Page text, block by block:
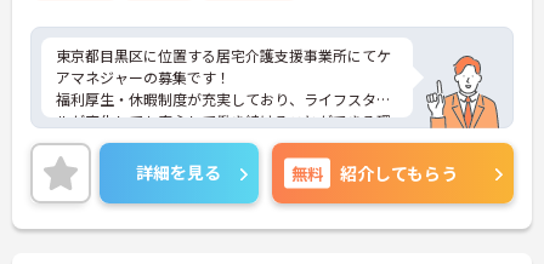
東京都目黒区に位置する居宅介護支援事業所にてケ
アマネジャーの募集です！
福利厚生・休暇制度が充実しており、ライフスタイ
ルが変化しても安心して働き続けることができる環
境が整っています。
ご興味のある方には、面接対策ポイントなど、さら
に詳細をご案内しますのでお気軽にご相談くださ
い！
詳細を見る 無料 紹介してもらう